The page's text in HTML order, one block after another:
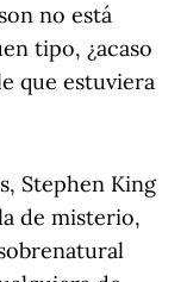
no está
tipo, ¿acaso
que estuviera
Stephen King
de misterio,